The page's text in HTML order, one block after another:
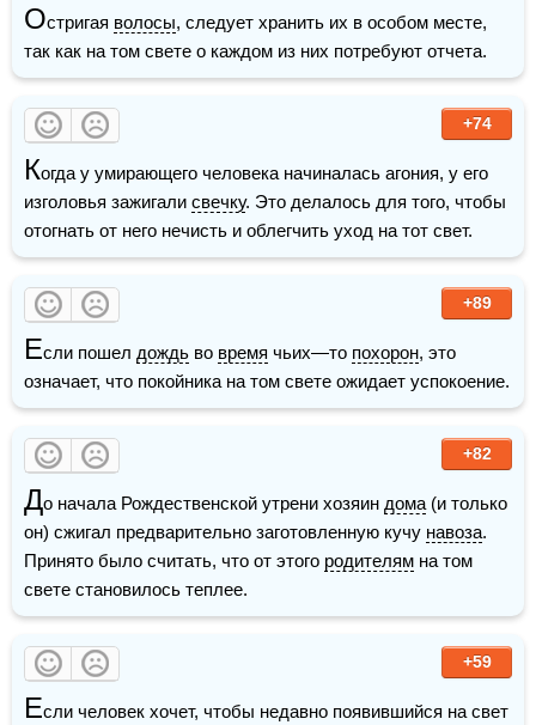
Остригая волосы, следует хранить их в особом месте,
так как на том свете о каждом из них потребуют отчета.
+74
Когда у умирающего человека начиналась агония, у его
изголовья зажигали свечку. Это делалось для того, чтобы
отогнать от него нечисть и облегчить уход на тот свет.
+89
Если пошел дождь во время чьих—то похорон, это
означает, что покойника на том свете ожидает успокоение.
+82
До начала Рождественской утрени хозяин дома (и только
он) сжигал предварительно заготовленную кучу навоза.
Принято было считать, что от этого родителям на том
свете становилось теплее.
+59
Е